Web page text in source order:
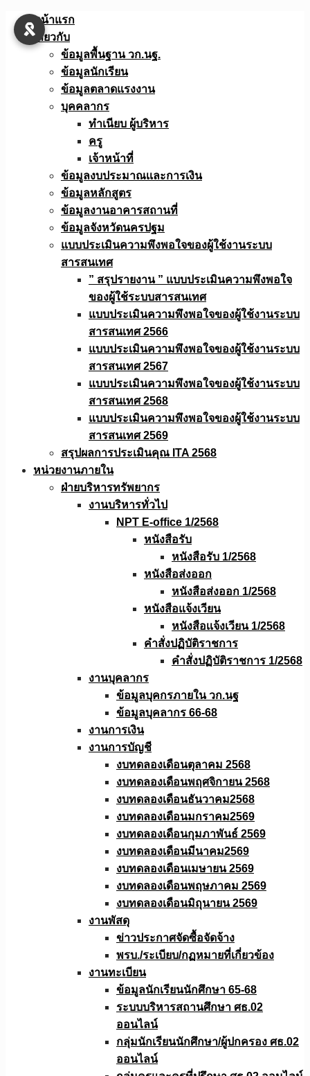
Skip
หน้าแรก
เกี่ยวกับ
ข้อมูลพื้นฐาน วก.นฐ.
ข้อมูลนักเรียน
ข้อมูลตลาดแรงงาน
บุคคลากร
ทำเนียบ ผู้บริหาร
ครู
เจ้าหน้าที่
ข้อมูลงบประมาณเเละการเงิน
ข้อมูลหลักสูตร
ข้อมูลงานอาคารสถานที่
ข้อมูลจังหวัดนครปฐม
แบบประเมินความพึงพอใจของผู้ใช้งานระบบ
สารสนเทศ
” สรุปรายงาน ” แบบประเมินความพึงพอใจ
ของผู้ใช้ระบบสารสนเทศ
แบบประเมินความพึงพอใจของผู้ใช้งานระบบ
สารสนเทศ 2566
แบบประเมินความพึงพอใจของผู้ใช้งานระบบ
สารสนเทศ 2567
แบบประเมินความพึงพอใจของผู้ใช้งานระบบ
สารสนเทศ 2568
แบบประเมินความพึงพอใจของผู้ใช้งานระบบ
สารสนเทศ 2569
สรุปผลการประเมินคุณ ITA 2568
หน่วยงานภายใน
ฝ่ายบริหารทรัพยากร
งานบริหารทั่วไป
NPT E-office 1/2568
หนังสือรับ
หนังสือรับ 1/2568
หนังสือส่งออก
หนังสือส่งออก 1/2568
หนังสือแจ้งเวียน
หนังสือเเจ้งเวียน 1/2568
คำสั่งปฏิบัติราชการ
คำสั่งปฏิบัติราชการ 1/2568
งานบุคลากร
ข้อมูลบุคกรภายใน วก.นฐ
ข้อมูลบุคลากร 66-68
งานการเงิน
งานการบัญชี
งบทดลองเดือนตุลาคม 2568
งบทดลองเดือนพฤศจิกายน 2568
งบทดลองเดือนธันวาคม2568
งบทดลองเดือนมกราคม2569
งบทดลองเดือนกุมภาพันธ์ 2569
งบทดลองเดือนมีนาคม2569
งบทดลองเดือนเมษายน 2569
งบทดลองเดือนพฤษภาคม 2569
งบทดลองเดือนมิถุนายน 2569
งานพัสดุ
ข่าวประกาศจัดซื้อจัดจ้าง
พรบ./ระเบียบ/กฏหมายที่เกี่ยวข้อง
งานทะเบียน
ข้อมูลนักเรียนนักศึกษา 65-68
ระบบบริหารสถานศึกษา ศธ.02
ออนไลน์
กลุ่มนักเรียนนักศึกษา/ผู้ปกครอง ศธ.02
ออนไลน์